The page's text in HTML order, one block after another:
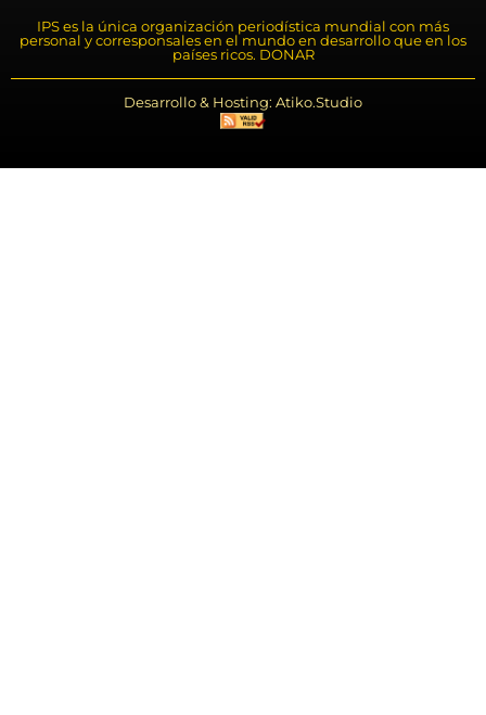
IPS es la única organización periodística mundial con más
personal y corresponsales en el mundo en desarrollo que en los
países ricos. DONAR
Desarrollo & Hosting: Atiko.Studio